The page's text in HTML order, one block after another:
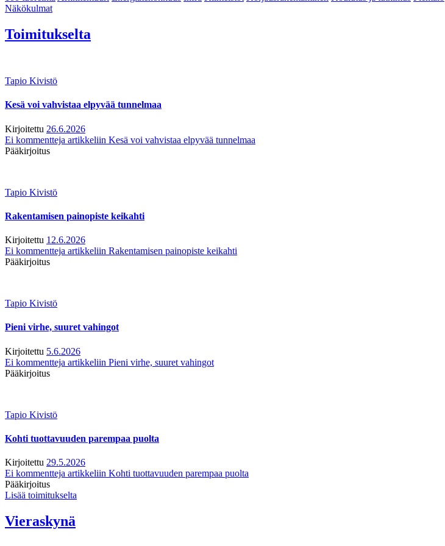
Näkökulmat
Toimitukselta
Tapio Kivistö
Kesä voi vahvistaa elpyvää tunnelmaa
Kirjoitettu 26.6.2026
Ei kommentteja artikkeliin Kesä voi vahvistaa elpyvää tunnelmaa
Pääkirjoitus
Tapio Kivistö
Rakentamisen painopiste keikahti
Kirjoitettu 12.6.2026
Ei kommentteja artikkeliin Rakentamisen painopiste keikahti
Pääkirjoitus
Tapio Kivistö
Pieni virhe, suuret vahingot
Kirjoitettu 5.6.2026
Ei kommentteja artikkeliin Pieni virhe, suuret vahingot
Pääkirjoitus
Tapio Kivistö
Kohti tuottavuuden parempaa puolta
Kirjoitettu 29.5.2026
Ei kommentteja artikkeliin Kohti tuottavuuden parempaa puolta
Pääkirjoitus
Lisää toimitukselta
Vieraskynä